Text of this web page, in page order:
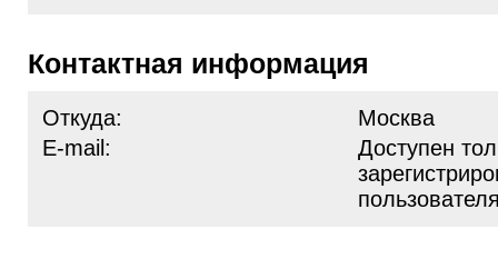
Контактная информация
Откуда:
Москва
E-mail:
Доступен